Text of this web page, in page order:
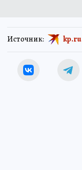
Источник: kp.ru